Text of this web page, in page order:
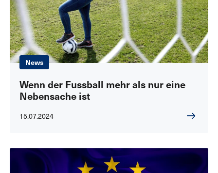
News
Wenn der Fussball mehr als nur eine
Nebensache ist
15.07.2024